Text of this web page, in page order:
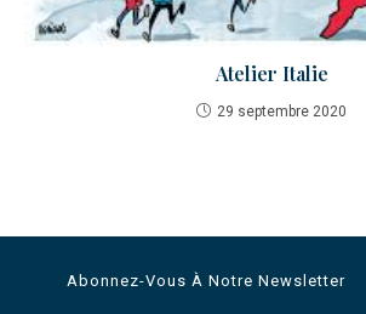
Atelier Italie
29 septembre 2020
Abonnez-Vous À Notre Newsletter